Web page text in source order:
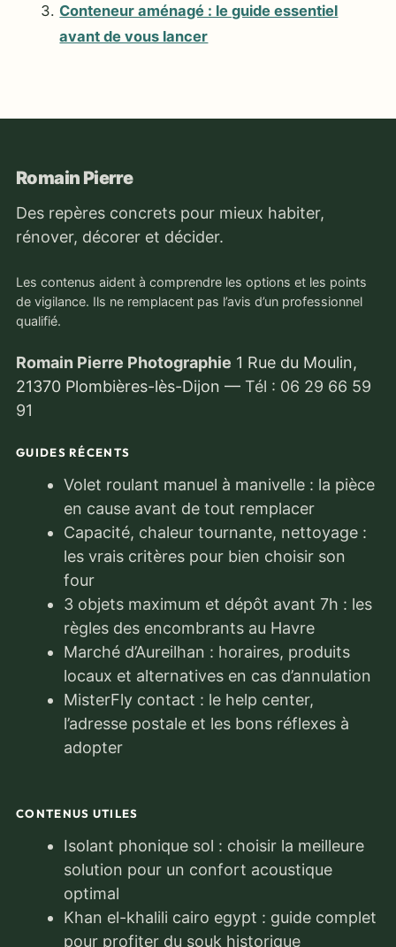
Conteneur aménagé : le guide essentiel
avant de vous lancer
Romain Pierre
Des repères concrets pour mieux habiter,
rénover, décorer et décider.
Les contenus aident à comprendre les options et les points
de vigilance. Ils ne remplacent pas l’avis d’un professionnel
qualifié.
Romain Pierre Photographie 1 Rue du Moulin,
21370 Plombières-lès-Dijon — Tél : 06 29 66 59
91
GUIDES RÉCENTS
Volet roulant manuel à manivelle : la pièce
en cause avant de tout remplacer
Capacité, chaleur tournante, nettoyage :
les vrais critères pour bien choisir son
four
3 objets maximum et dépôt avant 7h : les
règles des encombrants au Havre
Marché d’Aureilhan : horaires, produits
locaux et alternatives en cas d’annulation
MisterFly contact : le help center,
l’adresse postale et les bons réflexes à
adopter
CONTENUS UTILES
Isolant phonique sol : choisir la meilleure
solution pour un confort acoustique
optimal
Khan el-khalili cairo egypt : guide complet
pour profiter du souk historique